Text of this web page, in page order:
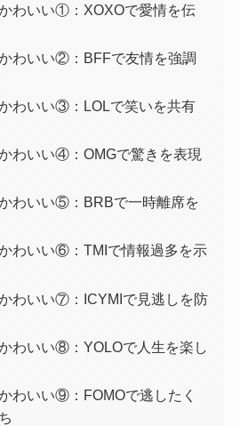
わいい①：XOXOで愛情を伝
わいい②：BFFで友情を強調
わいい③：LOLで笑いを共有
わいい④：OMGで驚きを表現
わいい⑤：BRBで一時離席を
わいい⑥：TMIで情報過多を示
わいい⑦：ICYMIで見逃しを防
わいい⑧：YOLOで人生を楽し
わいい⑨：FOMOで逃したく